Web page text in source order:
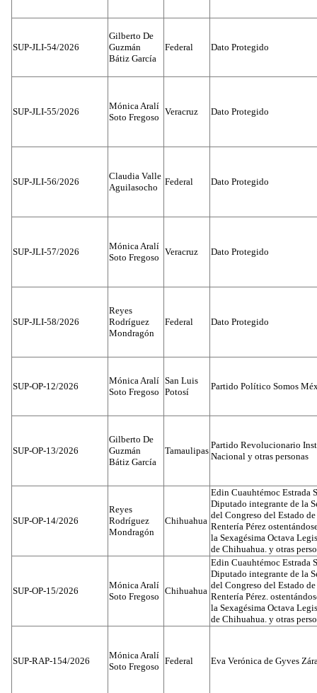
SUP-JLI-54/2026
Gilberto De
Guzmán
Bátiz García
Federal Dato Protegido
SUP-JLI-55/2026
Mónica Aralí
Soto Fregoso
Veracruz Dato Protegido
SUP-JLI-56/2026
Claudia Valle
Aguilasocho
Federal Dato Protegido
SUP-JLI-57/2026
Mónica Aralí
Soto Fregoso
Veracruz Dato Protegido
SUP-JLI-58/2026
Reyes
Rodríguez
Mondragón
Federal Dato Protegido
SUP-OP-12/2026
Mónica Aralí
Soto Fregoso
San Luis
Potosí
Partido Político Somos
SUP-OP-13/2026
Gilberto De
Guzmán
Bátiz García
Tamaulipas
Partido Revolucionario
Nacional y otras personas
SUP-OP-14/2026
Reyes
Rodríguez
Mondragón
Chihuahua
Edin Cuauhtémoc Estrada
Diputado integrante de la
del Congreso del Estado
Rentería Pérez
la Sexagésima Octava
de Chihuahua. y otras
SUP-OP-15/2026
Mónica Aralí
Soto Fregoso
Chihuahua
Edin Cuauhtémoc Estrada
Diputado integrante de la
del Congreso del Estado
Rentería Pérez.
la Sexagésima Octava
de Chihuahua. y otras
SUP-RAP-154/2026
Mónica Aralí
Soto Fregoso
Federal Eva Verónica de Gyves